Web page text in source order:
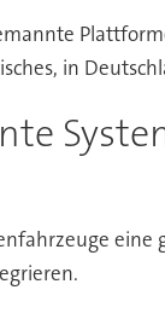
in
eine